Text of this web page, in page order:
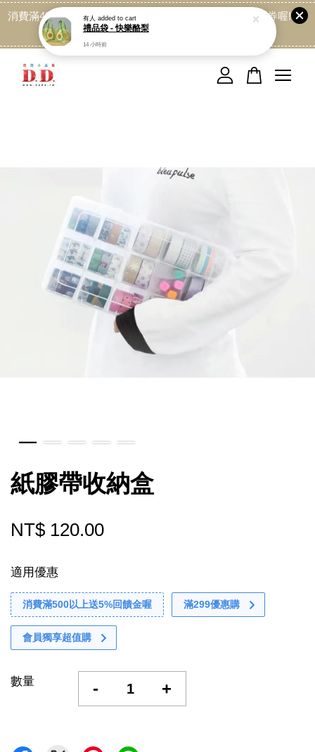
消費滿499免運喔, 記得加LINE:@dede168 領取專屬折扣券喔!
點我
紙膠帶收納盒
NT$ 120.00
適用優惠
消費滿500以上送5%回饋金喔 滿299優惠購
會員獨享超值購
數量 - +
您的購物車目前還是空的。
有人 added to cart
禮品袋 - 快樂酪梨
14 小時前